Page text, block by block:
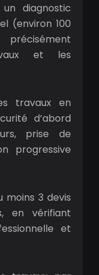
diagnostic
(environ 100
et les
travaux en
d’abord
prise de
progressive
moins 3 devis
en vérifiant
et